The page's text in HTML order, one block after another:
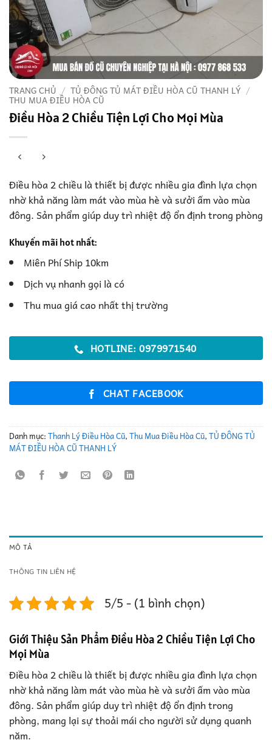
TRANG CHỦ / TỦ ĐÔNG TỦ MÁT ĐIỀU HÒA CŨ THANH LÝ /
THU MUA ĐIỀU HÒA CŨ
Điều Hòa 2 Chiều Tiện Lợi Cho Mọi Mùa
Điều hòa 2 chiều là thiết bị được nhiều gia đình lựa chọn
nhờ khả năng làm mát vào mùa hè và sưởi ấm vào mùa
đông. Sản phẩm giúp duy trì nhiệt độ ổn định trong phòng
Khuyến mãi hot nhất:
Miên Phí Ship 10km
Dịch vụ nhanh gọi là có
Thu mua giá cao nhất thị trường
HOTLINE: 0979971540
CHAT FACEBOOK
Danh mục:Thanh Lý Điều Hòa Cũ,Thu Mua Điều Hòa Cũ,TỦ ĐÔNG TỦ
MÁT ĐIỀU HÒA CŨ THANH LÝ
MÔ TẢ
THÔNG TIN LIÊN HỆ
5/5 - (1 bình chọn)
Giới Thiệu Sản Phẩm Điều Hòa 2 Chiều Tiện Lợi Cho
Mọi Mùa
Điều hòa 2 chiều là thiết bị được nhiều gia đình lựa chọn
nhờ khả năng làm mát vào mùa hè và sưởi ấm vào mùa
đông. Sản phẩm giúp duy trì nhiệt độ ổn định trong
phòng, mang lại sự thoải mái cho người sử dụng quanh
năm.